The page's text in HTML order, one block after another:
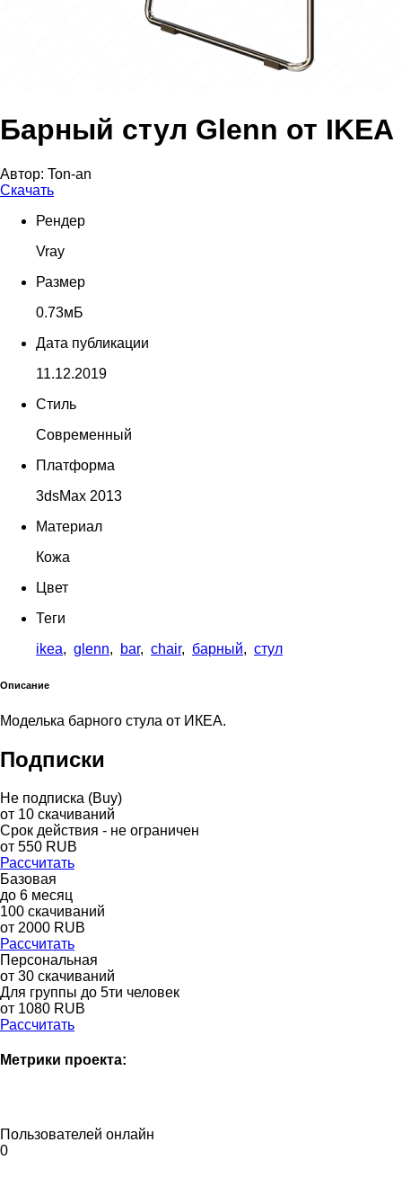
Барный стул Glenn от IKEA
Автор: Ton-an
Скачать
Рендер
Vray
Размер
0.73мБ
Дата публикации
11.12.2019
Стиль
Современный
Платформа
3dsMax 2013
Материал
Кожа
Цвет
Теги
ikea, glenn, bar, chair, барный, стул
Описание
Моделька барного стула от ИКЕА.
Подписки
Не подписка (Buy)
от 10 скачиваний
Срок действия - не ограничен
от 550 RUB
Рассчитать
Базовая
до 6 месяц
100 скачиваний
от 2000 RUB
Рассчитать
Персональная
от 30 скачиваний
Для группы до 5ти человек
от 1080 RUB
Рассчитать
Метрики проекта:
Пользователей онлайн
0